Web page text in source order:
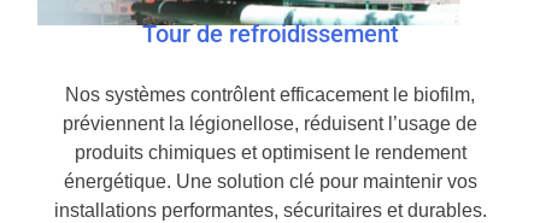
Tour de refroidissement
Nos systèmes contrôlent efficacement le biofilm,
préviennent la légionellose, réduisent l’usage de
produits chimiques et optimisent le rendement
énergétique. Une solution clé pour maintenir vos
installations performantes, sécuritaires et durables.